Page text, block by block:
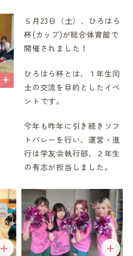
in Campus
総合図書館
５月23日（土）、ひろはら
杯(カップ)が総合体育館で
開催されました！
ひろはら杯とは、１年生同
士の交流を目的としたイベ
ントです。
今年も昨年に引き続きソフ
トバレーを行い、運営・進
行は学友会執行部、２年生
の有志が担当しました。